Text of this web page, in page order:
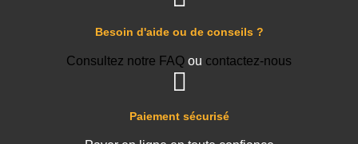
Paiement sécurisé
Besoin d'aide ou de conseils ?
Consultez notre FAQ ou contactez-nous